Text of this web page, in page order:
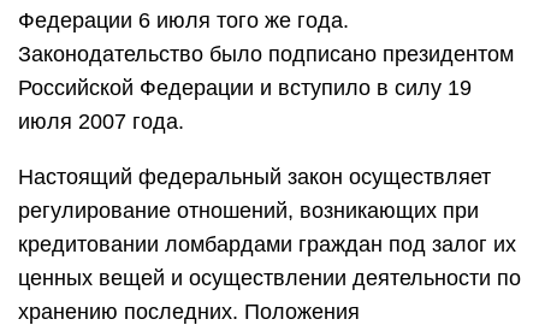
Федерации 6 июля того же года.
Законодательство было подписано президентом
Российской Федерации и вступило в силу 19
июля 2007 года.
Настоящий федеральный закон осуществляет
регулирование отношений, возникающих при
кредитовании ломбардами граждан под залог их
ценных вещей и осуществлении деятельности по
хранению последних. Положения